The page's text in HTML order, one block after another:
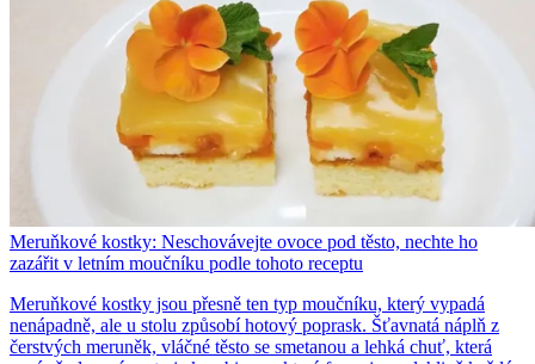
Meruňkové kostky: Neschovávejte ovoce pod těsto, nechte ho
zazářit v letním moučníku podle tohoto receptu
Meruňkové kostky jsou přesně ten typ moučníku, který vypadá
nenápadně, ale u stolu způsobí hotový poprask. Šťavnatá náplň z
čerstvých meruněk, vláčné těsto se smetanou a lehká chuť, která